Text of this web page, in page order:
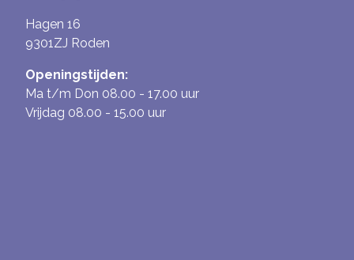
Hagen 16
9301ZJ Roden
Openingstijden:
Ma t/m Don 08.00 - 17.00 uur
Vrijdag 08.00 - 15.00 uur